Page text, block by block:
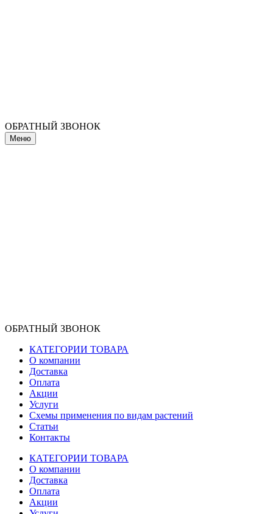
ОБРАТНЫЙ ЗВОНОК
Меню
ОБРАТНЫЙ ЗВОНОК
КАТЕГОРИИ ТОВАРА
О компании
Доставка
Оплата
Акции
Услуги
Схемы применения по видам растений
Статьи
Контакты
КАТЕГОРИИ ТОВАРА
О компании
Доставка
Оплата
Акции